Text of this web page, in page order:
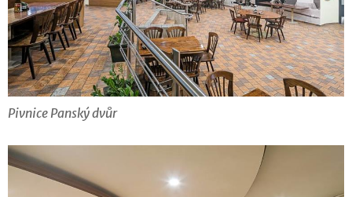
Pivnice Panský dvůr